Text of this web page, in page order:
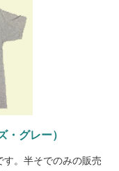
・グレー）
。半そでのみの販売